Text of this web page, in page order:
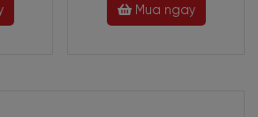
Mua ngay